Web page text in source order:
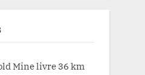
Mine livre 36 km